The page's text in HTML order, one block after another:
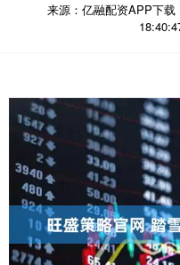
来源：亿融配资APP下载